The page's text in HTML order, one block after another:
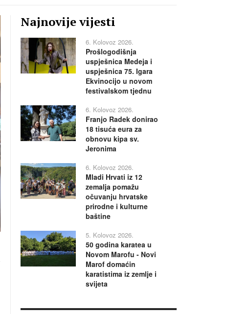
Najnovije vijesti
6. Kolovoz 2026.
Prošlogodišnja
uspješnica Medeja i
uspješnica 75. Igara
Ekvinocijo u novom
festivalskom tjednu
6. Kolovoz 2026.
Franjo Radek donirao
18 tisuća eura za
obnovu kipa sv.
Jeronima
6. Kolovoz 2026.
Mladi Hrvati iz 12
zemalja pomažu
očuvanju hrvatske
prirodne i kulturne
baštine
5. Kolovoz 2026.
50 godina karatea u
Novom Marofu - Novi
Marof domaćin
karatistima iz zemlje i
svijeta